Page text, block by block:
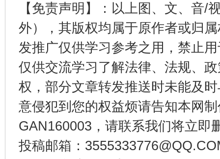
【免责声明】：以上图、文、音/
外），其版权均属于原作者或归
发推广仅供学习参考之用，禁止
仅供交流学习了解法律、法规、
权，部分文章转发推送时未能及
意侵犯到您的权益烦请告知本网
GAN160003，请联系我们将立即
投稿邮箱：
千年窑火 生生不息 一